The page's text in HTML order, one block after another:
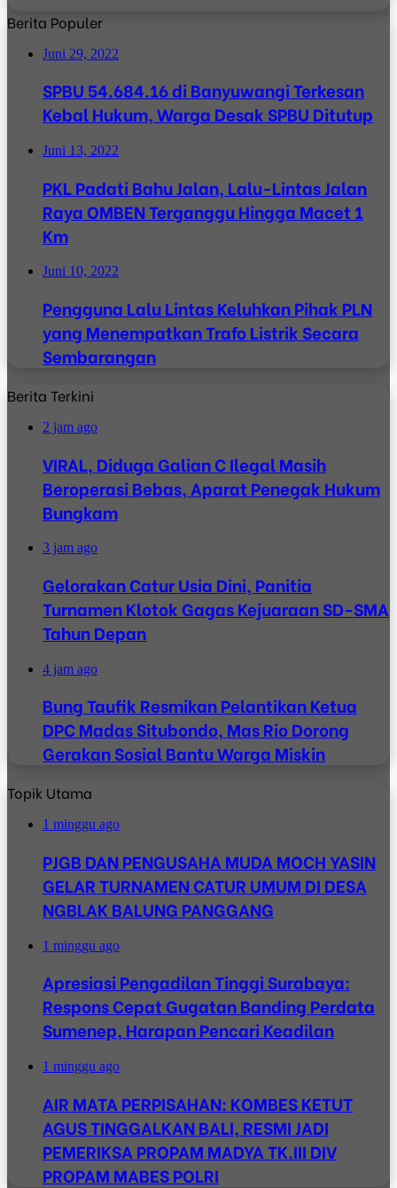
Berita Populer
Juni 29, 2022
SPBU 54.684.16 di Banyuwangi Terkesan
Kebal Hukum, Warga Desak SPBU Ditutup
Juni 13, 2022
PKL Padati Bahu Jalan, Lalu-Lintas Jalan
Raya OMBEN Terganggu Hingga Macet 1
Km
Juni 10, 2022
Pengguna Lalu Lintas Keluhkan Pihak PLN
yang Menempatkan Trafo Listrik Secara
Sembarangan
Berita Terkini
2 jam ago
VIRAL, Diduga Galian C Ilegal Masih
Beroperasi Bebas, Aparat Penegak Hukum
Bungkam
3 jam ago
Gelorakan Catur Usia Dini, Panitia
Turnamen Klotok Gagas Kejuaraan SD-SMA
Tahun Depan
4 jam ago
Bung Taufik Resmikan Pelantikan Ketua
DPC Madas Situbondo, Mas Rio Dorong
Gerakan Sosial Bantu Warga Miskin
Topik Utama
1 minggu ago
PJGB DAN PENGUSAHA MUDA MOCH YASIN
GELAR TURNAMEN CATUR UMUM DI DESA
NGBLAK BALUNG PANGGANG
1 minggu ago
Apresiasi Pengadilan Tinggi Surabaya:
Respons Cepat Gugatan Banding Perdata
Sumenep, Harapan Pencari Keadilan
1 minggu ago
AIR MATA PERPISAHAN: KOMBES KETUT
AGUS TINGGALKAN BALI, RESMI JADI
PEMERIKSA PROPAM MADYA TK.III DIV
PROPAM MABES POLRI